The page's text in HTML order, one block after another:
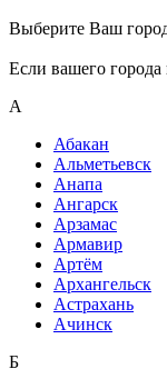
Выберите Ваш
Если вашего города
А
Абакан
Альметьевск
Анапа
Ангарск
Арзамас
Армавир
Артём
Архангельск
Астрахань
Ачинск
Б